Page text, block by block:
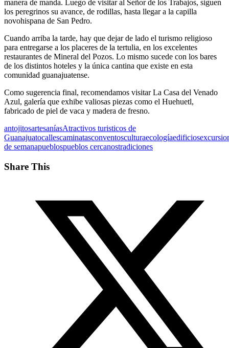
manera de manda. Luego de visitar al Señor de los Trabajos, siguen
los peregrinos su avance, de rodillas, hasta llegar a la capilla
novohispana de San Pedro.
Cuando arriba la tarde, hay que dejar de lado el turismo religioso
para entregarse a los placeres de la tertulia, en los excelentes
restaurantes de Mineral del Pozos. Lo mismo sucede con los bares
de los distintos hoteles y la única cantina que existe en esta
comunidad guanajuatense.
Como sugerencia final, recomendamos visitar La Casa del Venado
Azul, galería que exhibe valiosas piezas como el Huehuetl,
fabricado de piel de vaca y madera de fresno.
antojitosartesaníasAtractivos turisticos de
Guanajuatocallescaminatasconventosculturaecologíaedificios
de semanapueblospueblos cercanostradiciones
Share This